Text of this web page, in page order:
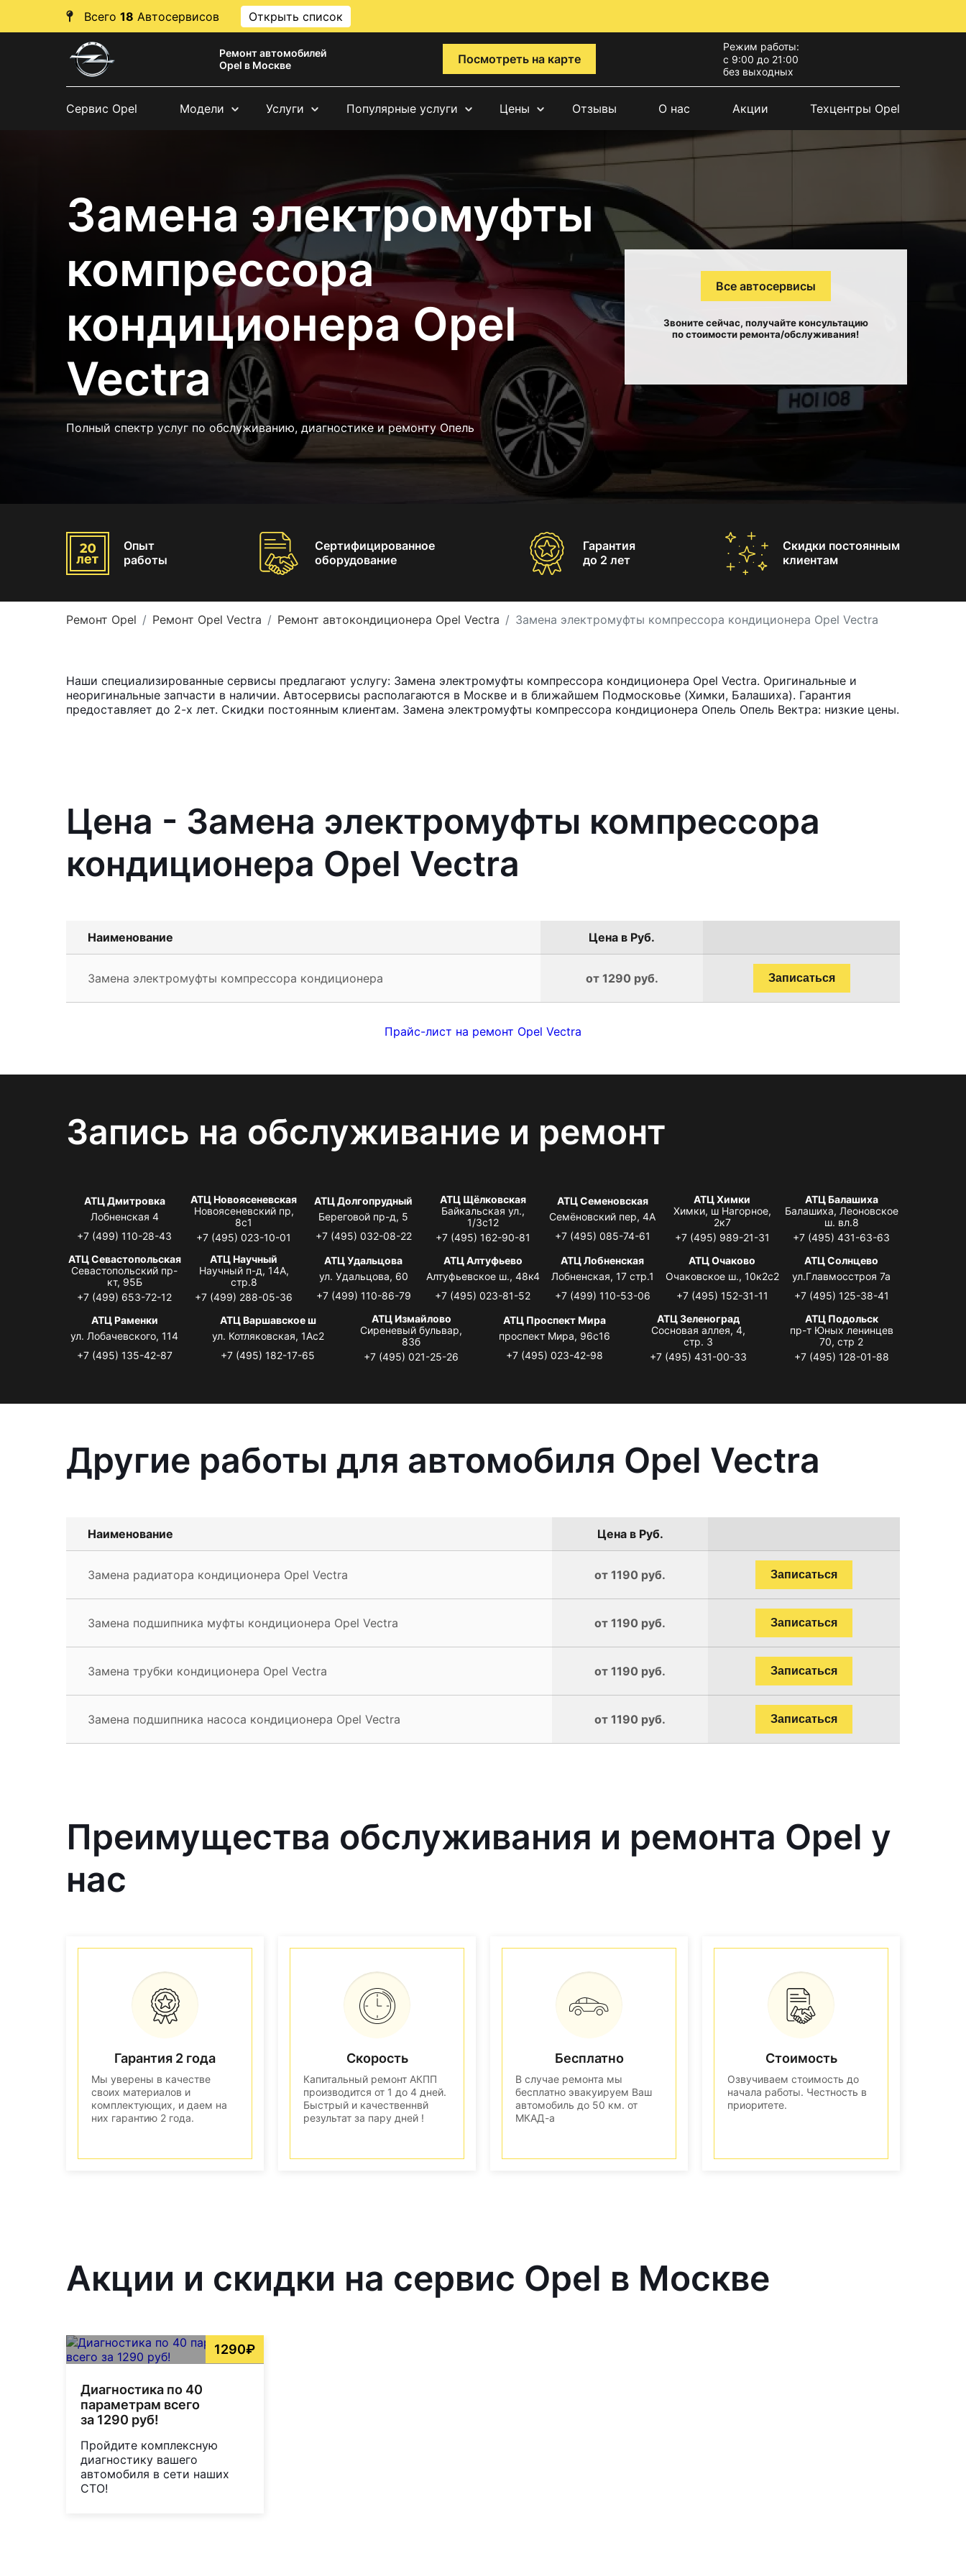
Всего 18 Автосервисов Открыть список
Ремонт автомобилей
Opel в Москве
Посмотреть на карте
Режим работы:
с 9:00 до 21:00
без выходных
Сервис Opel Модели Услуги Популярные услуги Цены Отзывы О нас Акции Техцентры Opel
Замена электромуфты
компрессора
кондиционера Opel
Vectra
Полный спектр услуг по обслуживанию, диагностике и ремонту Опель
Все автосервисы
Звоните сейчас, получайте консультацию
по стоимости ремонта/обслуживания!
Опыт
работы
Сертифицированное
оборудование
Гарантия
до 2 лет
Скидки постоянным
клиентам
Ремонт Opel Ремонт Opel Vectra Ремонт автокондиционера Opel Vectra Замена электромуфты компрессора кондиционера Opel Vectra
Наши специализированные сервисы предлагают услугу: Замена электромуфты компрессора кондиционера Opel Vectra. Оригинальные и
неоригинальные запчасти в наличии. Автосервисы располагаются в Москве и в ближайшем Подмосковье (Химки, Балашиха). Гарантия
предоставляет до 2-х лет. Скидки постоянным клиентам. Замена электромуфты компрессора кондиционера Опель Опель Вектра: низкие цены.
Цена - Замена электромуфты компрессора
кондиционера Opel Vectra
Наименование Цена в Руб.
Замена электромуфты компрессора кондиционера от 1290 руб. Записаться
Прайс-лист на ремонт Opel Vectra
Запись на обслуживание и ремонт
АТЦ Дмитровка
Лобненская 4
+7 (499) 110-28-43
АТЦ Новоясеневская
Новоясеневский пр,
8с1
+7 (495) 023-10-01
АТЦ Долгопрудный
Береговой пр-д, 5
+7 (495) 032-08-22
АТЦ Щёлковская
Байкальская ул.,
1/3с12
+7 (495) 162-90-81
АТЦ Семеновская
Семёновский пер, 4А
+7 (495) 085-74-61
АТЦ Химки
Химки, ш Нагорное,
2к7
+7 (495) 989-21-31
АТЦ Балашиха
Балашиха, Леоновское
ш. вл.8
+7 (495) 431-63-63
АТЦ Севастопольская
Севастопольский пр-
кт, 95Б
+7 (499) 653-72-12
АТЦ Научный
Научный п-д, 14А,
стр.8
+7 (499) 288-05-36
АТЦ Удальцова
ул. Удальцова, 60
+7 (499) 110-86-79
АТЦ Алтуфьево
Алтуфьевское ш., 48к4
+7 (495) 023-81-52
АТЦ Лобненская
Лобненская, 17 стр.1
+7 (499) 110-53-06
АТЦ Очаково
Очаковское ш., 10к2с2
+7 (495) 152-31-11
АТЦ Солнцево
ул.Главмосстроя 7а
+7 (495) 125-38-41
АТЦ Раменки
ул. Лобачевского, 114
+7 (495) 135-42-87
АТЦ Варшавское ш
ул. Котляковская, 1Ас2
+7 (495) 182-17-65
АТЦ Измайлово
Сиреневый бульвар,
83б
+7 (495) 021-25-26
АТЦ Проспект Мира
проспект Мира, 96с16
+7 (495) 023-42-98
АТЦ Зеленоград
Сосновая аллея, 4,
стр. 3
+7 (495) 431-00-33
АТЦ Подольск
пр-т Юных ленинцев
70, стр 2
+7 (495) 128-01-88
Другие работы для автомобиля Opel Vectra
Наименование Цена в Руб.
Замена радиатора кондиционера Opel Vectra от 1190 руб. Записаться
Замена подшипника муфты кондиционера Opel Vectra от 1190 руб. Записаться
Замена трубки кондиционера Opel Vectra от 1190 руб. Записаться
Замена подшипника насоса кондиционера Opel Vectra от 1190 руб. Записаться
Преимущества обслуживания и ремонта Opel у
нас
Гарантия 2 года
Мы уверены в качестве
своих материалов и
комплектующих, и даем на
них гарантию 2 года.
Скорость
Капитальный ремонт АКПП
производится от 1 до 4 дней.
Быстрый и качественнвй
результат за пару дней !
Бесплатно
В случае ремонта мы
бесплатно эвакуируем Ваш
автомобиль до 50 км. от
МКАД-а
Стоимость
Озвучиваем стоимость до
начала работы. Честность в
приоритете.
Акции и скидки на сервис Opel в Москве
1290₽
Диагностика по 40
параметрам всего
за 1290 руб!
Пройдите комплексную
диагностику вашего
автомобиля в сети наших
СТО!